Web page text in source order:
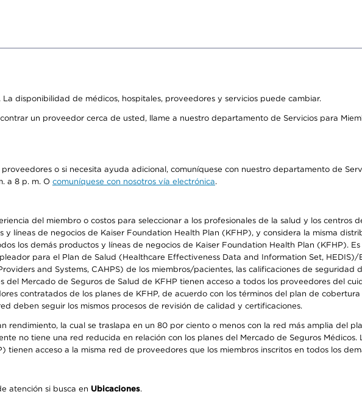
disponibilidad de médicos, hospitales, proveedores y servicios puede cambiar.
un proveedor cerca de usted, llame a nuestro departamento de Servicios para
o si necesita ayuda adicional, comuníquese con nuestro departamento de
a 8 p. m. O comuníquese con nosotros vía electrónica.
del miembro o costos para seleccionar a los profesionales de la salud y los centros
líneas de negocios de Kaiser Foundation Health Plan (KFHP), y considera la misma
los demás productos y líneas de negocios de Kaiser Foundation Health Plan (KFHP).
para el Plan de Salud (Healthcare Effectiveness Data and Information Set, HEDIS)/
and Systems, CAHPS) de los miembros/pacientes, las calificaciones de
Mercado de Seguros de Salud de KFHP tienen acceso a todos los proveedores del
contratados de los planes de KFHP, de acuerdo con los términos del plan de cobertura
deben seguir los mismos procesos de revisión de calidad y certificaciones.
rendimiento, la cual se traslapa en un 80 por ciento o menos con la red más amplia del
no tiene una red reducida en relación con los planes del Mercado de Seguros Médicos.
acceso a la misma red de proveedores que los miembros inscritos en todos los
atención si busca en Ubicaciones.